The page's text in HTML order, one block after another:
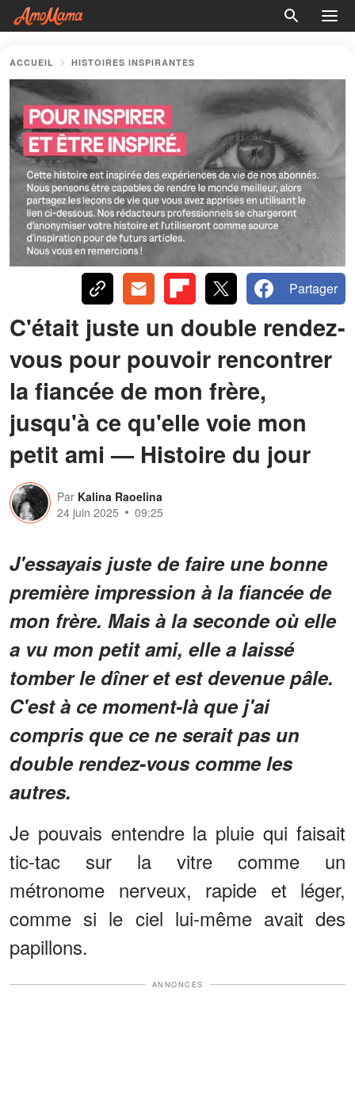
ACCUEIL HISTOIRES INSPIRANTES
Partager
C'était juste un double rendez-
vous pour pouvoir rencontrer
la fiancée de mon frère,
jusqu'à ce qu'elle voie mon
petit ami — Histoire du jour
Par Kalina Raoelina
24 juin 2025
09:25
J'essayais juste de faire une bonne
première impression à la fiancée de
mon frère. Mais à la seconde où elle
a vu mon petit ami, elle a laissé
tomber le dîner et est devenue pâle.
C'est à ce moment-là que j'ai
compris que ce ne serait pas un
double rendez-vous comme les
autres.
Je pouvais entendre la pluie qui faisait
tic-tac sur la vitre comme un
métronome nerveux, rapide et léger,
comme si le ciel lui-même avait des
papillons.
ANNONCES